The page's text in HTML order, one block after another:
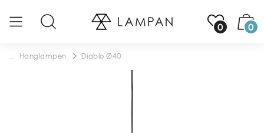
0 0
Hanglampen Diablo Ø40